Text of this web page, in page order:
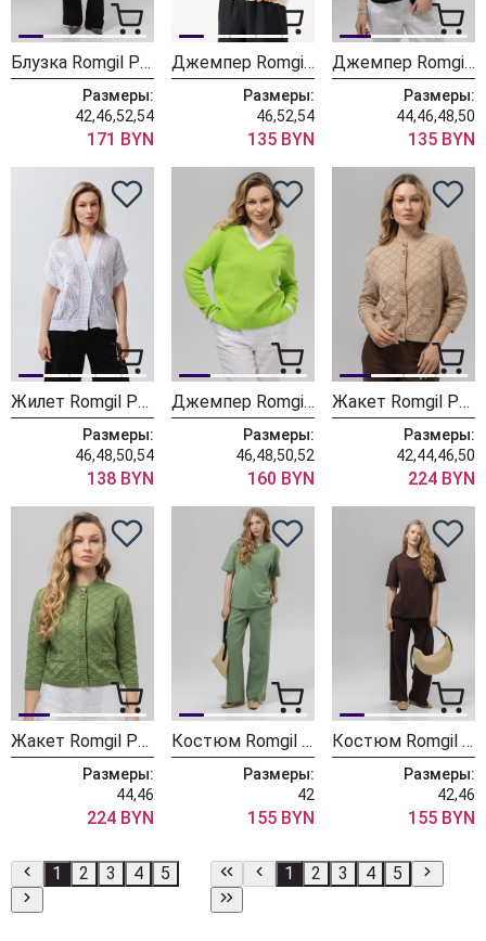
Блузка Romgil РТ0150-ЛЕ4 черный
Размеры:
42,46,52,54
171 BYN
Джемпер Romgil РВ0397-АК4 молочный
Размеры:
46,52,54
135 BYN
Джемпер Romgil РВ0397-АК4 черный
Размеры:
44,46,48,50
135 BYN
Жилет Romgil РВ0394-ХЛ4 белый
Размеры:
46,48,50,54
138 BYN
Джемпер Romgil РВ0157-ХЛ2 салатовый, белый
Размеры:
46,48,50,52
160 BYN
Жакет Romgil РВ0162-ХЛ4 песочный
Размеры:
42,44,46,50
224 BYN
Жакет Romgil РВ0162-ХЛ4 зеленая оливка
Размеры:
44,46
224 BYN
Костюм Romgil РП0135-ХЛ4 светло-оливковый
Размеры:
42
155 BYN
Костюм Romgil РП0135-ХЛ4 шоколадный
Размеры:
42,46
155 BYN
1 2 3 4 5 1 2 3 4 5